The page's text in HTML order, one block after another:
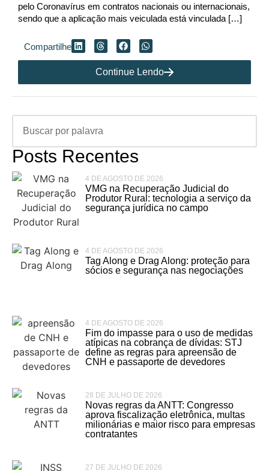
pelo Coronavírus em contratos nacionais ou internacionais,
sendo que a aplicação mais veiculada está vinculada […]
Compartilhe
Continue Lendo
Posts Recentes
4 DE AGOSTO DE 2026
VMG na Recuperação Judicial do
Produtor Rural: tecnologia a serviço da
segurança jurídica no campo
4 DE AGOSTO DE 2026
Tag Along e Drag Along: proteção para
sócios e segurança nas negociações
4 DE AGOSTO DE 2026
Fim do impasse para o uso de medidas
atípicas na cobrança de dívidas: STJ
define as regras para apreensão de
CNH e passaporte de devedores
28 DE JULHO DE 2026
Novas regras da ANTT: Congresso
aprova fiscalização eletrônica, multas
milionárias e maior risco para empresas
contratantes
27 DE JULHO DE 2026